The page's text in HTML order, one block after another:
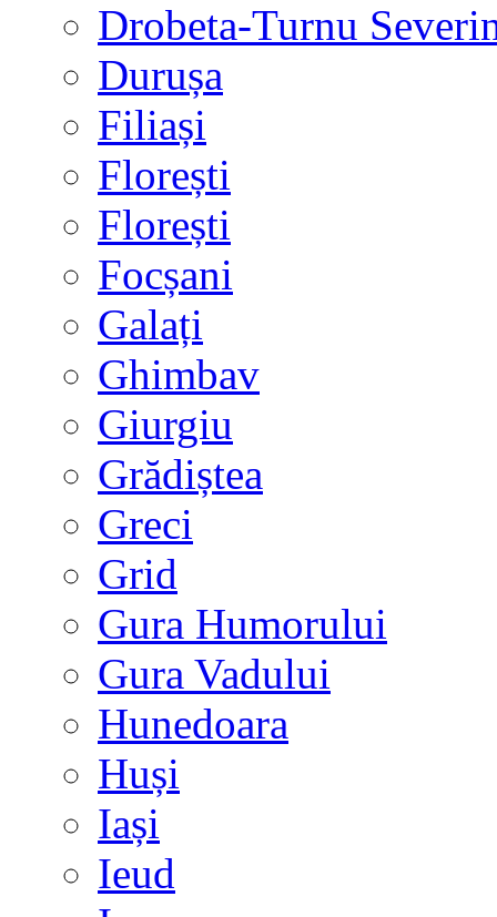
Drobeta-Turnu
Durușa
Filiași
Florești
Florești
Focșani
Galați
Ghimbav
Giurgiu
Grădiștea
Greci
Grid
Gura Humorului
Gura Vadului
Hunedoara
Huși
Iași
Ieud